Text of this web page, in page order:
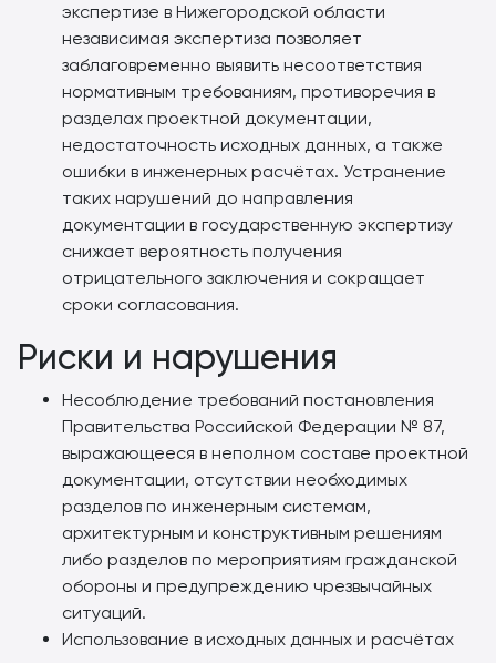
экспертизе в Нижегородской области
независимая экспертиза позволяет
заблаговременно выявить несоответствия
нормативным требованиям, противоречия в
разделах проектной документации,
недостаточность исходных данных, а также
ошибки в инженерных расчётах. Устранение
таких нарушений до направления
документации в государственную экспертизу
снижает вероятность получения
отрицательного заключения и сокращает
сроки согласования.
Риски и нарушения
Несоблюдение требований постановления
Правительства Российской Федерации № 87,
выражающееся в неполном составе проектной
документации, отсутствии необходимых
разделов по инженерным системам,
архитектурным и конструктивным решениям
либо разделов по мероприятиям гражданской
обороны и предупреждению чрезвычайных
ситуаций.
Использование в исходных данных и расчётах